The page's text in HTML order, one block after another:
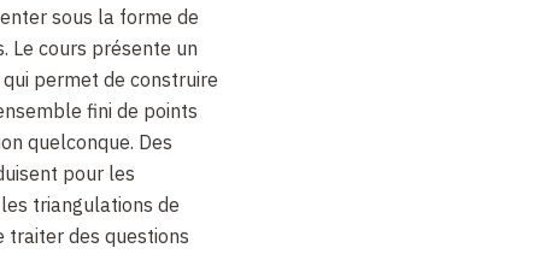
sous la forme de
Le cours présente un
permet de construire
fini de points
quelconque. Des
pour les
triangulations de
des questions